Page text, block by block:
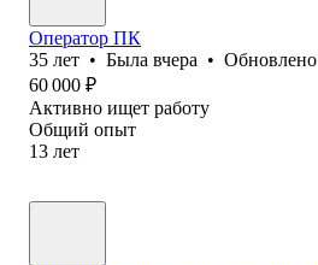
Оператор ПК
35 лет • Была вчера • Обновлено
60 000 ₽
Активно ищет работу
Общий опыт
13 лет